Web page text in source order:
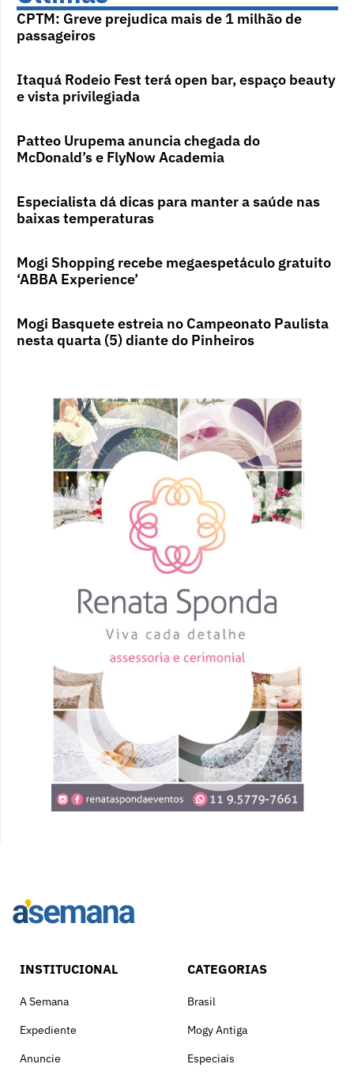
CPTM: Greve prejudica mais de 1 milhão de
passageiros
Itaquá Rodeio Fest terá open bar, espaço beauty
e vista privilegiada
Patteo Urupema anuncia chegada do
McDonald’s e FlyNow Academia
Especialista dá dicas para manter a saúde nas
baixas temperaturas
Mogi Shopping recebe megaespetáculo gratuito
‘ABBA Experience’
Mogi Basquete estreia no Campeonato Paulista
nesta quarta (5) diante do Pinheiros
INSTITUCIONAL
A Semana
Expediente
Anuncie
CATEGORIAS
Brasil
Mogy Antiga
Especiais